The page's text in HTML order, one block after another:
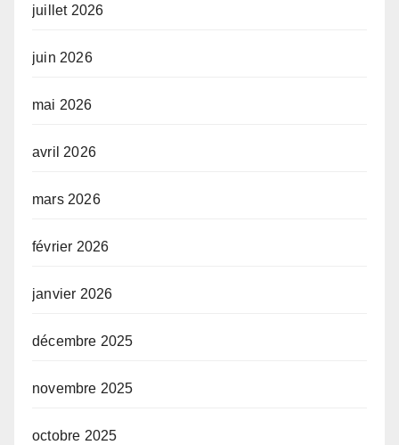
juillet 2026
juin 2026
mai 2026
avril 2026
mars 2026
février 2026
janvier 2026
décembre 2025
novembre 2025
octobre 2025